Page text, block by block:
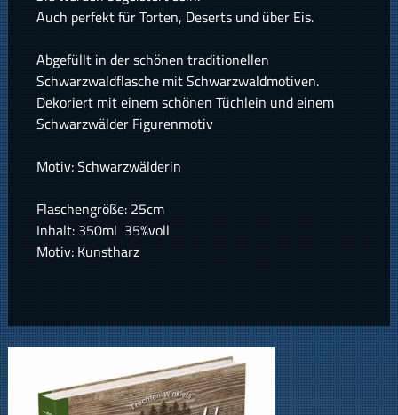
Auch perfekt für Torten, Deserts und über Eis.
Abgefüllt in der schönen traditionellen
Schwarzwaldflasche mit Schwarzwaldmotiven.
Dekoriert mit einem schönen Tüchlein und einem
Schwarzwälder Figurenmotiv
Motiv: Schwarzwälderin
Flaschengröße: 25cm
Inhalt: 350ml 35%voll
Motiv: Kunstharz